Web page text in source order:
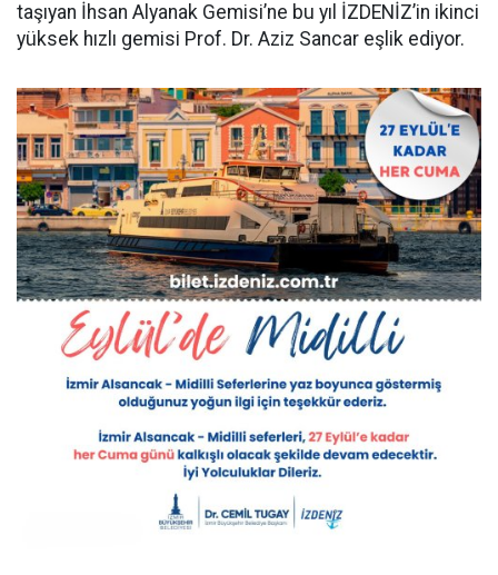
taşıyan İhsan Alyanak Gemisi’ne bu yıl İZDENİZ’in ikinci
yüksek hızlı gemisi Prof. Dr. Aziz Sancar eşlik ediyor.